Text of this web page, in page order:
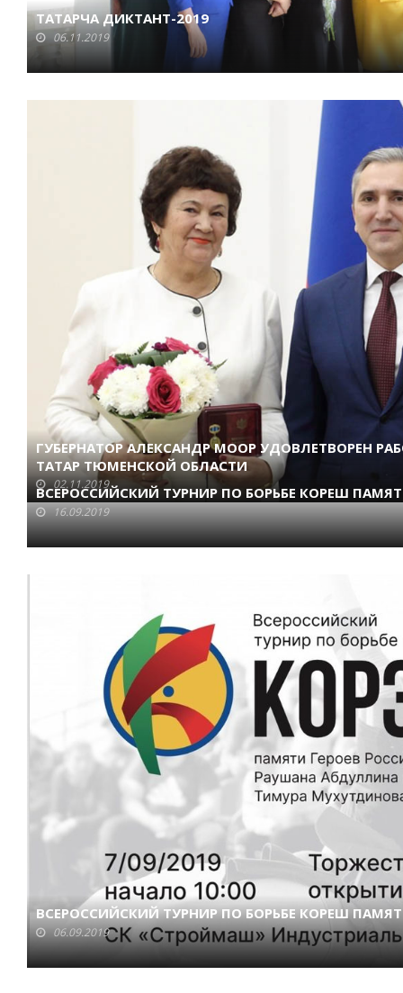
ТАТАРЧА ДИКТАНТ-2019
06.11.2019
ГУБЕРНАТОР АЛЕКСАНДР МООР УДОВЛЕТВОРЕН
ТАТАР ТЮМЕНСКОЙ ОБЛАСТИ
02.11.2019
ВСЕРОССИЙСКИЙ ТУРНИР ПО БОРЬБЕ КОРЕШ
16.09.2019
ВСЕРОССИЙСКИЙ ТУРНИР ПО БОРЬБЕ КОРЕШ
06.09.2019